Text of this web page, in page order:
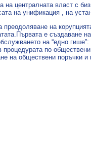
централната власт с
на унификация , на
преодоляване на
е създаване
на “едно
процедурата по
на обществени поръчки и